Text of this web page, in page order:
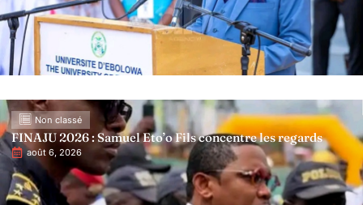
Non classé
FINAJU 2026 : Samuel Eto’o Fils concentre les regards
août 6, 2026